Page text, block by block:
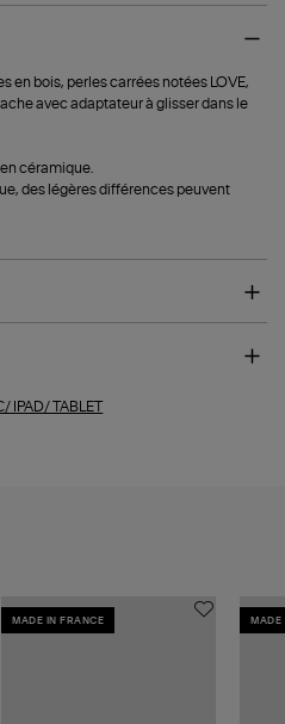
en bois, perles carrées notées LOVE,
avec adaptateur à glisser dans le
céramique.
des légères différences peuvent
IPAD/ TABLET
MADE IN FRANCE MADE